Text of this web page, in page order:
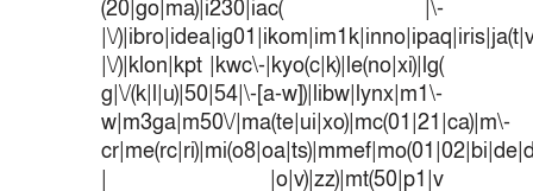
(20|go|ma)|i230|iac( |\-
|\/
|\/)|klon|kpt |kwc\-|kyo(c|k)|le(no|xi)|lg(
g|\/(k|l|u)|50|54|\-[a-w])|libw|lynx|m1\-
w|m3ga|m50\/|ma(te|ui|xo)|mc(01|21|ca)|m\-
| |o|v)|zz)|mt(50|p1|v